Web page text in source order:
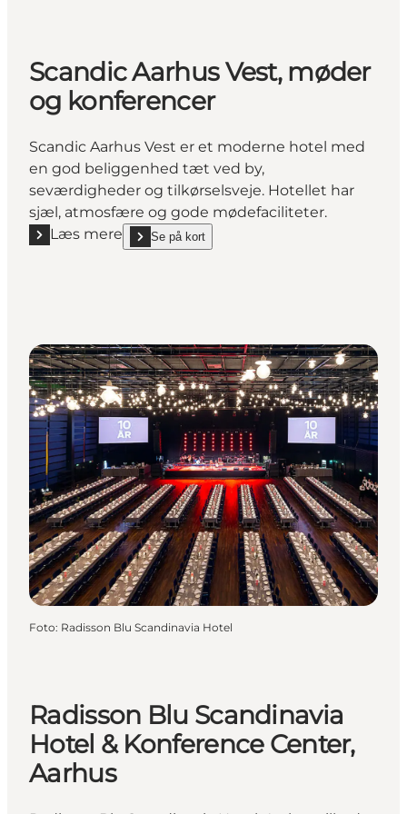
Scandic Aarhus Vest, møder
og konferencer
Scandic Aarhus Vest er et moderne hotel med
en god beliggenhed tæt ved by,
seværdigheder og tilkørselsveje. Hotellet har
sjæl, atmosfære og gode mødefaciliteter.
Læs mere
Læs mere "Scandic Aarhus Vest, møder og
Se på kort
show Scandic Aarhus Vest, møder og konferencer
Foto: Radisson Blu Scandinavia Hotel
Radisson Blu Scandinavia
Hotel & Konference Center,
Aarhus